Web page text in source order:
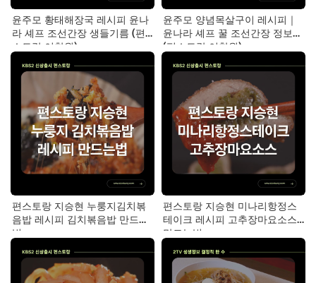
윤주모 황태해장국 레시피 윤나
라 셰프 조선간장 생들기름 (편
스토랑 이찬원)
윤주모 양념목살구이 레시피｜
윤나라 셰프 꿀 조선간장 정보
(편스토랑 이찬원)
편스토랑 지승현 누룽지김치볶
음밥 레시피 김치볶음밥 만드는
법
편스토랑 지승현 미나리항정스
테이크 레시피 고추장마요소스
만드는법